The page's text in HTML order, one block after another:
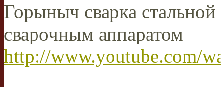
Горыныч сварка
сварочным аппаратом
http://www.youtube.com/